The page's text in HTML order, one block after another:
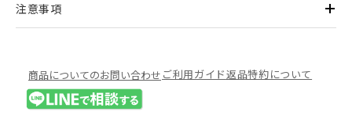
注意事項
商品についてのお問い合わせ ご利用ガイド返品特約について